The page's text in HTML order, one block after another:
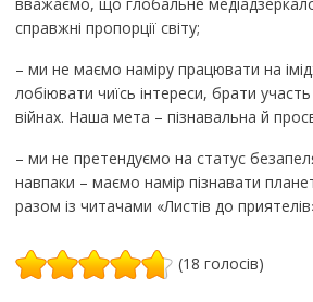
справжні пропорції світу;
– ми не маємо наміру працювати на
лобіювати чиїсь інтереси, брати
війнах. Наша мета – пізнавальна й
– ми не претендуємо на статус
навпаки – маємо намір пізнавати
разом із читачами «Листів до
(18 голосів)